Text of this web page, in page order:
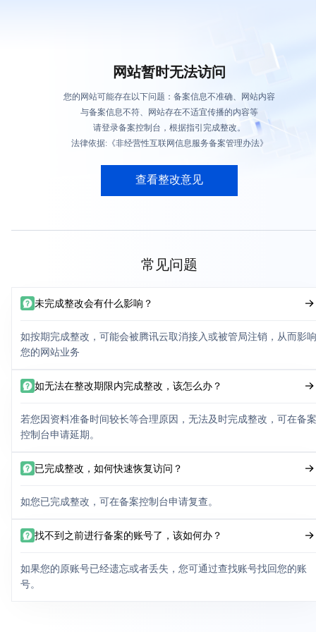
网站暂时无法访问
您的网站可能存在以下问题：备案信息不准确、网站内容
与备案信息不符、网站存在不适宜传播的内容等
请登录备案控制台，根据指引完成整改。
法律依据:《非经营性互联网信息服务备案管理办法》
查看整改意见
常见问题
未完成整改会有什么影响？
如按期完成整改，可能会被腾讯云取消接入或被管局注销，从而影响
您的网站业务
如无法在整改期限内完成整改，该怎么办？
若您因资料准备时间较长等合理原因，无法及时完成整改，可在备案
控制台申请延期。
已完成整改，如何快速恢复访问？
如您已完成整改，可在备案控制台申请复查。
找不到之前进行备案的账号了，该如何办？
如果您的原账号已经遗忘或者丢失，您可通过查找账号找回您的账
号。